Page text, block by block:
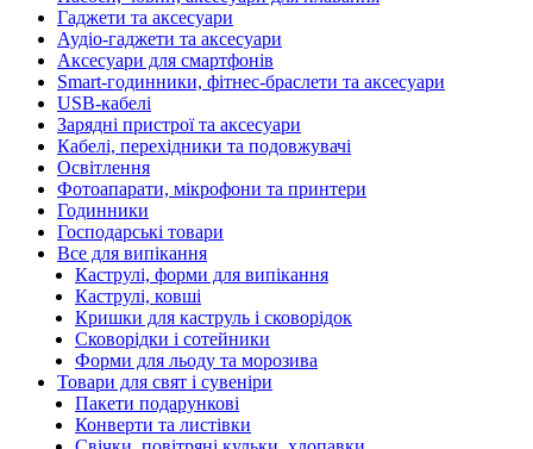
Гаджети та аксесуари
Аудіо-гаджети та аксесуари
Аксесуари для смартфонів
Smart-годинники, фітнес-браслети та аксесуари
USB-кабелі
Зарядні пристрої та аксесуари
Кабелі, перехідники та подовжувачі
Освітлення
Фотоапарати, мікрофони та принтери
Годинники
Господарські товари
Все для випікання
Каструлі, форми для випікання
Каструлі, ковші
Кришки для каструль і сковорідок
Сковорідки і сотейники
Форми для льоду та морозива
Товари для свят і сувеніри
Пакети подарункові
Конверти та листівки